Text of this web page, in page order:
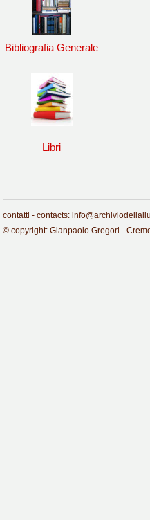
Bibliografia Generale
Libri
contatti - contacts:
© copyright: Gianpaolo Gregori -